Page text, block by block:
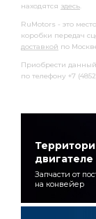
находятся здесь.
RuMotors - это
коробки передач
доставкой по
Приобрести
по телефону +7
двигателе
Запчасти от
на конвейер